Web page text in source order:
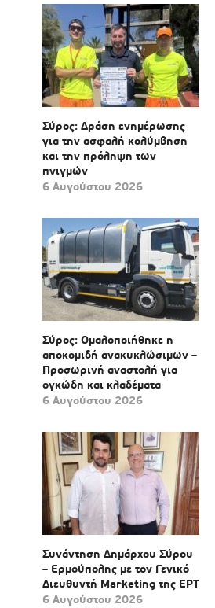
Σύρος: Δράση ενημέρωσης
για την ασφαλή κολύμβηση
και την πρόληψη των
πνιγμών
6 Αυγούστου 2026
Σύρος: Ομαλοποιήθηκε η
αποκομιδή ανακυκλώσιμων –
Προσωρινή αναστολή για
ογκώδη και κλαδέματα
6 Αυγούστου 2026
Συνάντηση Δημάρχου Σύρου
– Ερμούπολης με τον Γενικό
Διευθυντή Marketing της ΕΡΤ
6 Αυγούστου 2026